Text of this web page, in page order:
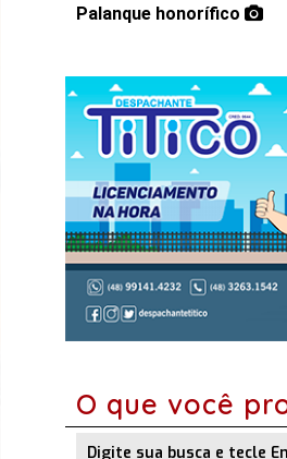
Palanque honorífico
O que você